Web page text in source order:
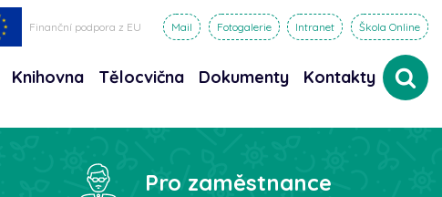
Finanční podpora z EU Mail Fotogalerie Intranet Škola Online
Knihovna Tělocvična Dokumenty Kontakty
Pro zaměstnance